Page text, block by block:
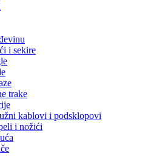
i sekire
trake
kablovi i podsklopovi
i nožići